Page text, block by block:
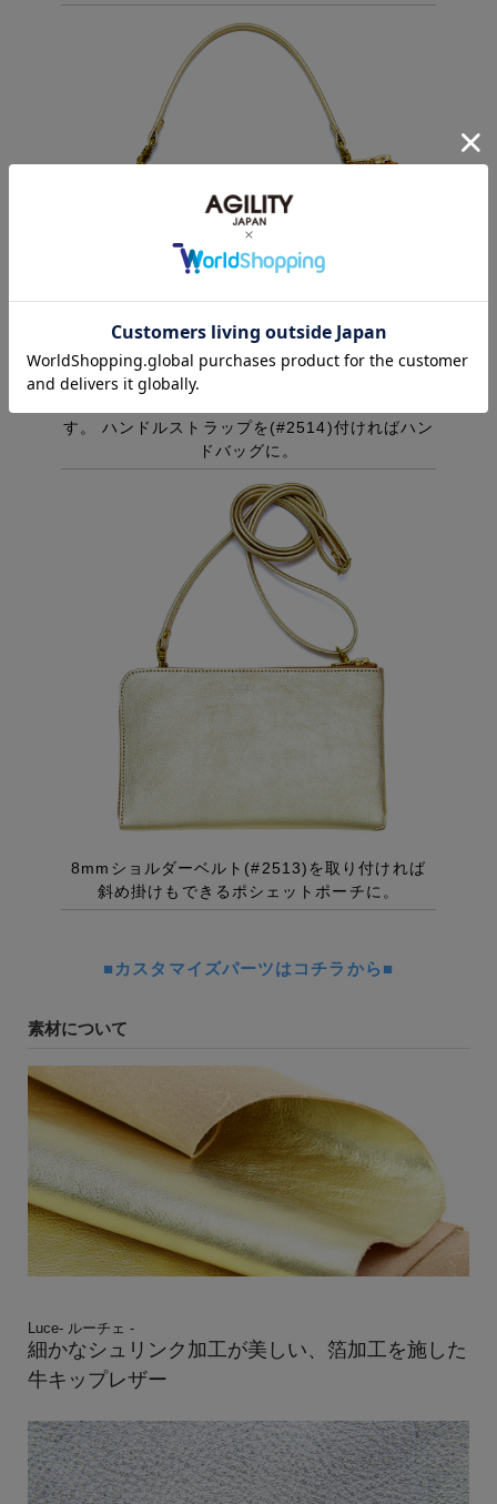
■カスタマイズパーツはコチラから■
素材について
Luce- ルーチェ -
細かなシュリンク加工が美しい、箔加工を施した
牛キップレザー